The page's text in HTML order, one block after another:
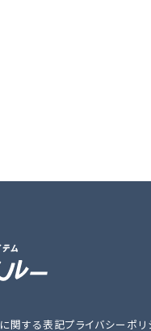
関する表記プライバシーポ